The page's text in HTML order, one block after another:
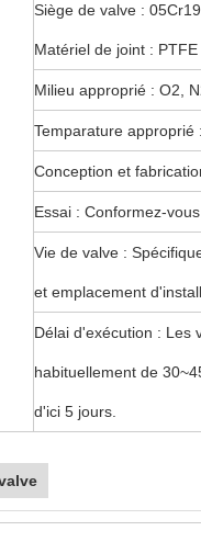
Siège de valve :
Matériel de joint : PTFE
Milieu approprié : O2,
Temparature
Conception et
Essai : Conformez-
Vie de valve :
et emplacement
Délai d'exécution : Les
habituellement de
d'ici 5 jours.